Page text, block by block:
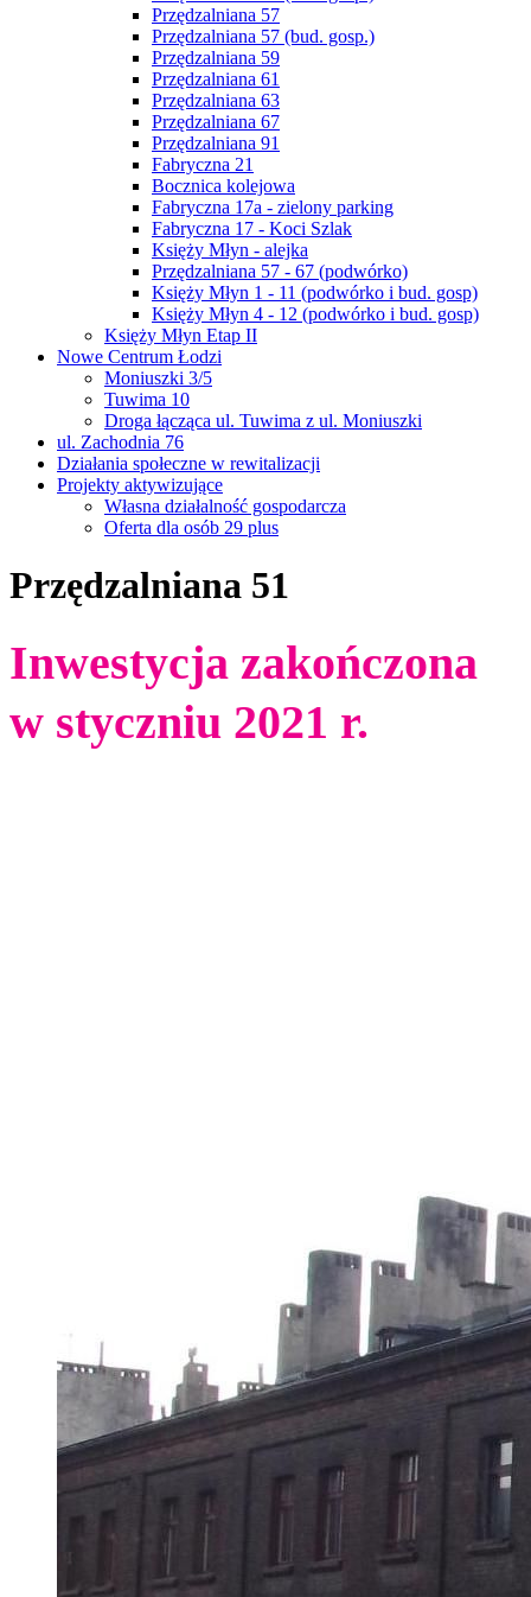
Przędzalniana 57
Przędzalniana 57 (bud. gosp.)
Przędzalniana 59
Przędzalniana 61
Przędzalniana 63
Przędzalniana 67
Przędzalniana 91
Fabryczna 21
Bocznica kolejowa
Fabryczna 17a - zielony parking
Fabryczna 17 - Koci Szlak
Księży Młyn - alejka
Przędzalniana 57 - 67 (podwórko)
Księży Młyn 1 - 11 (podwórko i bud. gosp)
Księży Młyn 4 - 12 (podwórko i bud. gosp)
Księży Młyn Etap II
Nowe Centrum Łodzi
Moniuszki 3/5
Tuwima 10
Droga łącząca ul. Tuwima z ul. Moniuszki
ul. Zachodnia 76
Działania społeczne w rewitalizacji
Projekty aktywizujące
Własna działalność gospodarcza
Oferta dla osób 29 plus
Przędzalniana 51
Inwestycja zakończona
w styczniu 2021 r.